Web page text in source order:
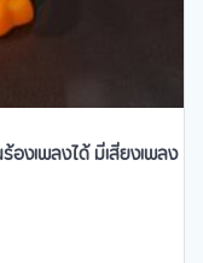
องเพลงได้ มีเสียงเพลง